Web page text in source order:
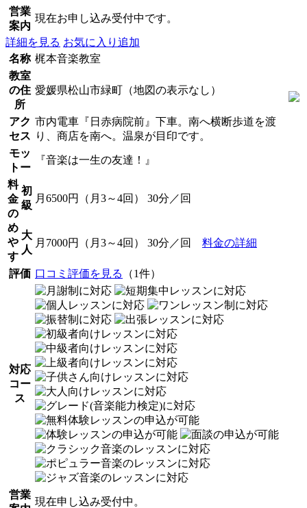
営業
案内
現在お申し込み受付中です。
詳細を見る お気に入り追加
名称 梶本音楽教室
教室
の住
所
愛媛県松山市緑町（地図の表示なし）
アク
セス
市内電車『日赤病院前』下車。南へ横断歩道を渡
り、商店を南へ。温泉が目印です。
モッ
トー
『音楽は一生の友達！』
料
金
の
め
や
す
初
級
月6500円（月3～4回） 30分／回
大
人
月7000円（月3～4回） 30分／回 料金の詳細
評価 口コミ評価を見る （1件）
対応
コー
ス
営業
現在申し込み受付中。